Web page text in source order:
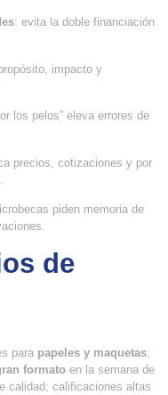
: evita la doble financiación
impacto y
los pelos” eleva errores de
precios, cotizaciones y por
piden memoria de
de
para papeles y maquetas;
formato en la semana de
calidad; calificaciones altas